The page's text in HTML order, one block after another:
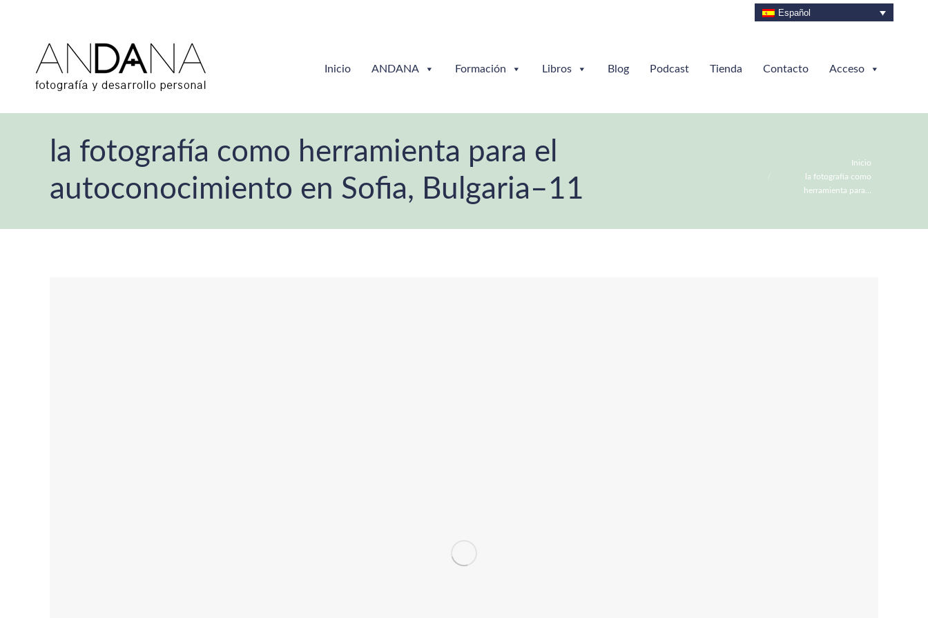
Español
Inicio ANDANA Formación Libros Blog Podcast Tienda Contacto Acceso
la fotografía como herramienta para el
autoconocimiento en Sofia, Bulgaria–11
Inicio
la fotografía como
herramienta para…